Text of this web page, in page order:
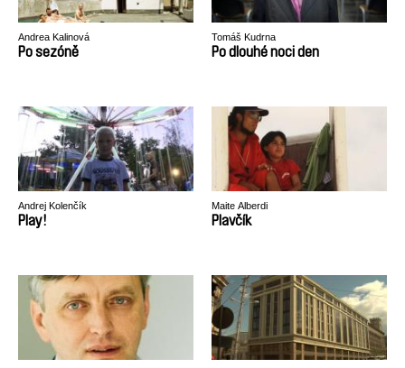
Andrea Kalinová
Po sezóně
Tomáš Kudrna
Po dlouhé noci den
Andrej Kolenčík
Play!
Maite Alberdi
Plavčík